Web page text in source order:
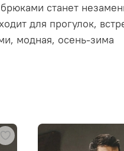
станет
для прогулок,
модная, осень-зима